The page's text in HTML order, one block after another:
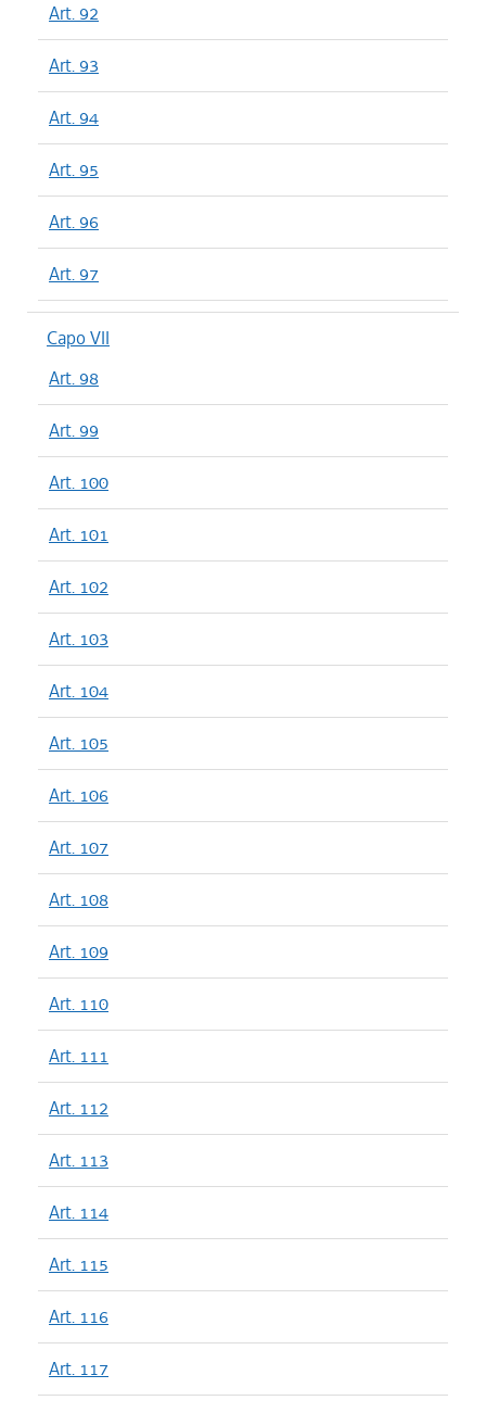
Art. 92
Art. 93
Art. 94
Art. 95
Art. 96
Art. 97
Capo VII
Art. 98
Art. 99
Art. 100
Art. 101
Art. 102
Art. 103
Art. 104
Art. 105
Art. 106
Art. 107
Art. 108
Art. 109
Art. 110
Art. 111
Art. 112
Art. 113
Art. 114
Art. 115
Art. 116
Art. 117